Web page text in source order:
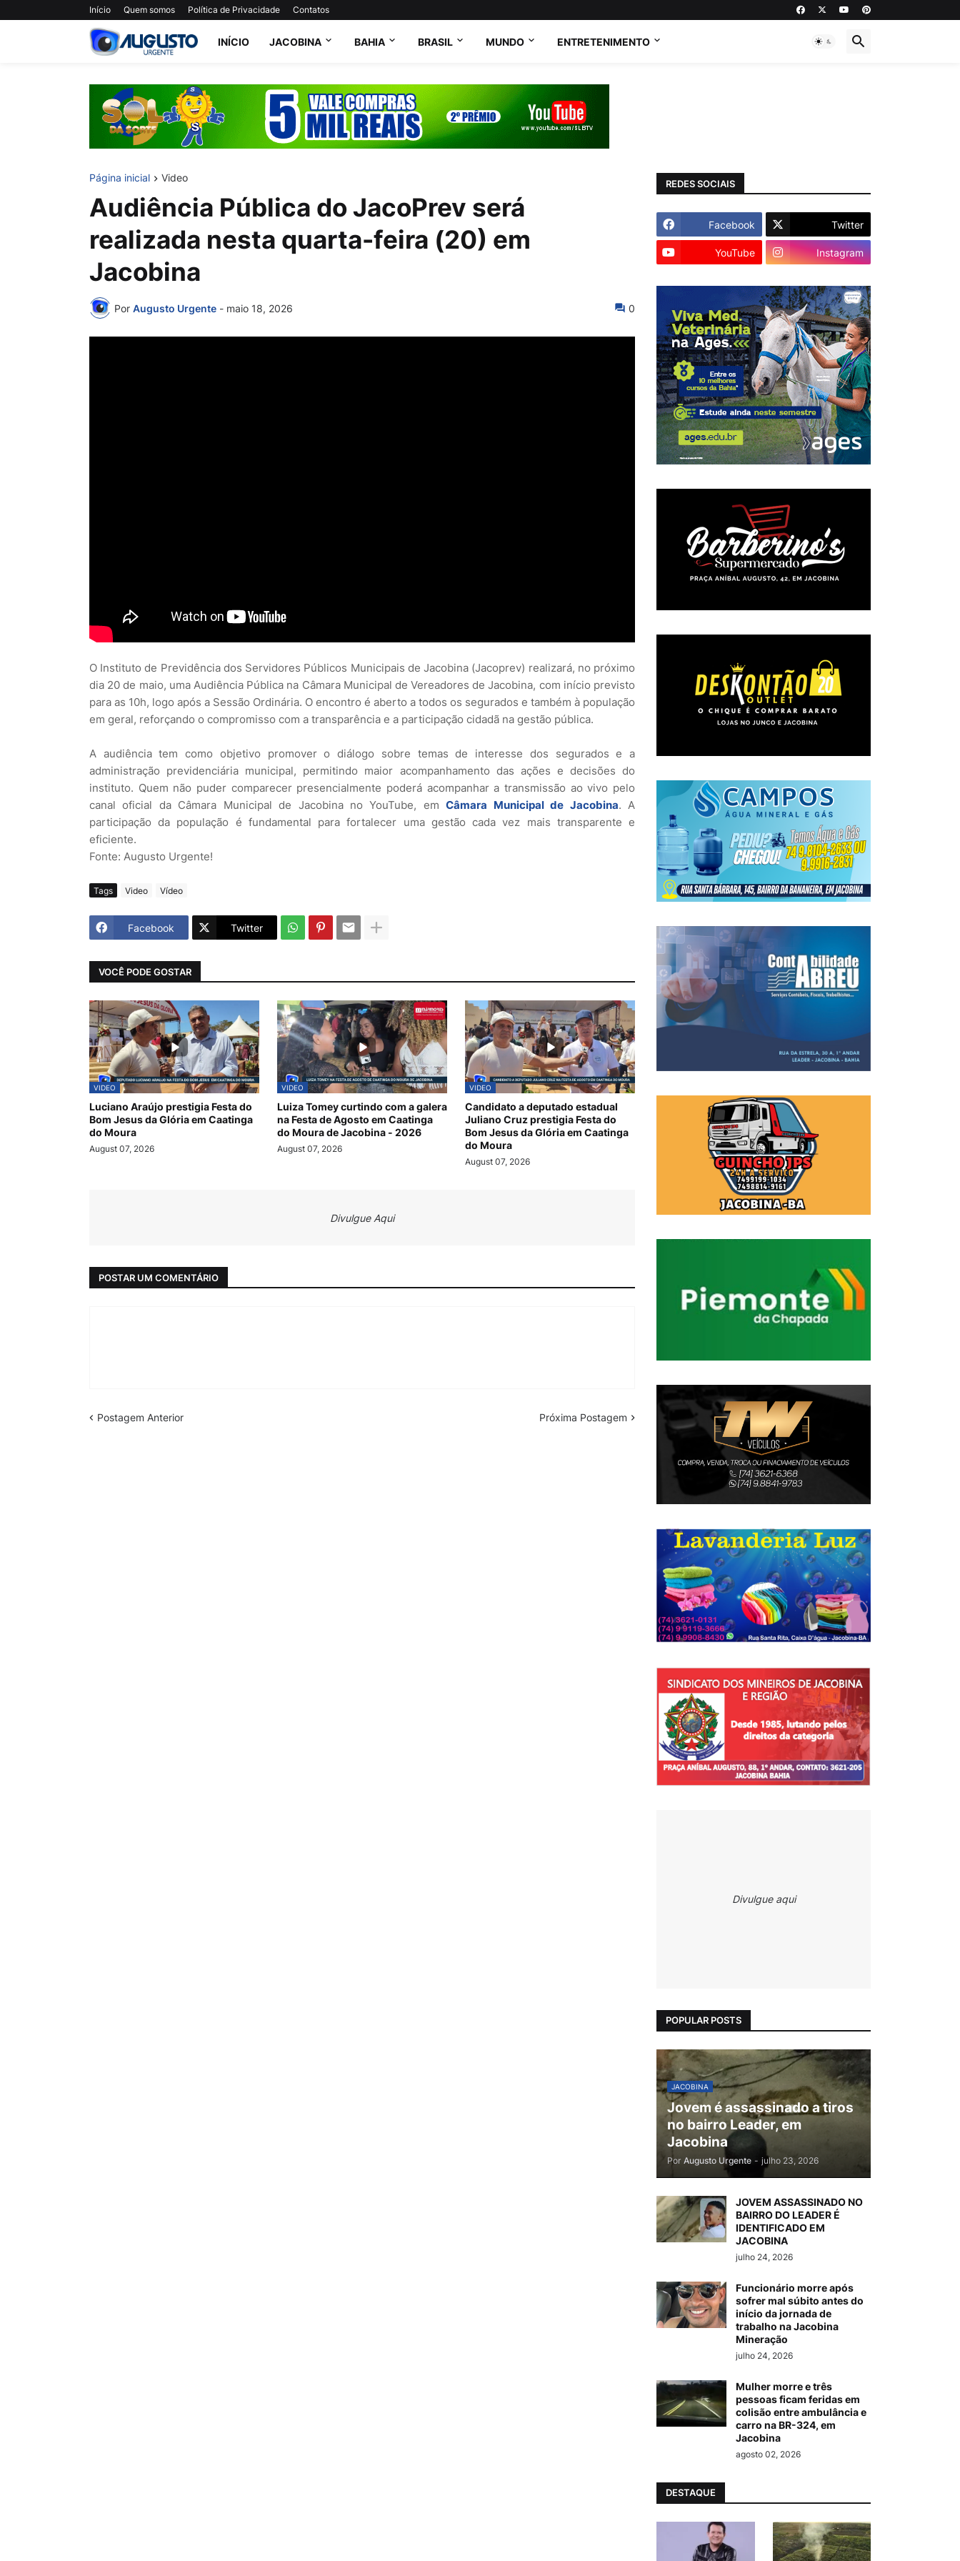
Início Quem somos Política de Privacidade Contatos
INÍCIO JACOBINA BAHIA BRASIL MUNDO ENTRETENIMENTO
Página inicial Video
Audiência Pública do JacoPrev será
realizada nesta quarta-feira (20) em
Jacobina
Por Augusto Urgente - maio 18, 2026 0
O Instituto de Previdência dos Servidores Públicos Municipais de Jacobina (Jacoprev) realizará, no próximo
dia 20 de maio, uma Audiência Pública na Câmara Municipal de Vereadores de Jacobina, com início previsto
para as 10h, logo após a Sessão Ordinária. O encontro é aberto a todos os segurados e também à população
em geral, reforçando o compromisso com a transparência e a participação cidadã na gestão pública.
A audiência tem como objetivo promover o diálogo sobre temas de interesse dos segurados e a
administração previdenciária municipal, permitindo maior acompanhamento das ações e decisões do
instituto. Quem não puder comparecer presencialmente poderá acompanhar a transmissão ao vivo pelo
canal oficial da Câmara Municipal de Jacobina no YouTube, emCâmara Municipal de Jacobina. A
participação da população é fundamental para fortalecer uma gestão cada vez mais transparente e
eficiente.
Fonte: Augusto Urgente!
Tags Video Vídeo
Facebook Twitter
VOCÊ PODE GOSTAR
VIDEO
Luciano Araújo prestigia Festa do
Bom Jesus da Glória em Caatinga
do Moura
August 07, 2026
VIDEO
Luiza Tomey curtindo com a galera
na Festa de Agosto em Caatinga
do Moura de Jacobina - 2026
August 07, 2026
VIDEO
Candidato a deputado estadual
Juliano Cruz prestigia Festa do
Bom Jesus da Glória em Caatinga
do Moura
August 07, 2026
Divulgue Aqui
POSTAR UM COMENTÁRIO
Postagem Anterior Próxima Postagem
REDES SOCIAIS
Facebook Twitter
YouTube Instagram
Divulgue aqui
POPULAR POSTS
JACOBINA
Jovem é assassinado a tiros
no bairro Leader, em
Jacobina
Por Augusto Urgente - julho 23, 2026
JOVEM ASSASSINADO NO
BAIRRO DO LEADER É
IDENTIFICADO EM
JACOBINA
julho 24, 2026
Funcionário morre após
sofrer mal súbito antes do
início da jornada de
trabalho na Jacobina
Mineração
julho 24, 2026
Mulher morre e três
pessoas ficam feridas em
colisão entre ambulância e
carro na BR-324, em
Jacobina
agosto 02, 2026
DESTAQUE